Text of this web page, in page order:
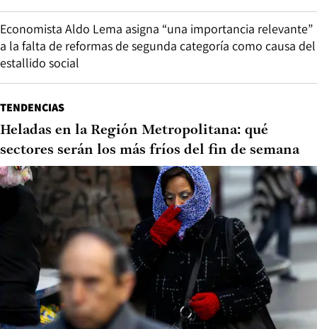
Economista Aldo Lema asigna “una importancia relevante”
a la falta de reformas de segunda categoría como causa del
estallido social
TENDENCIAS
Heladas en la Región Metropolitana: qué
sectores serán los más fríos del fin de semana